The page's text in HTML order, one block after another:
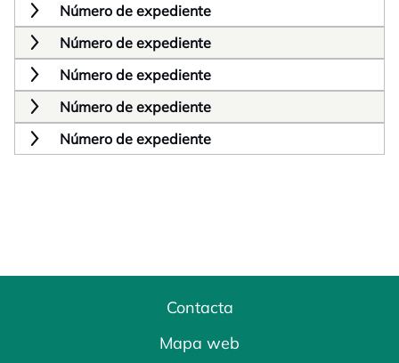
Número de expediente
Número de expediente
Número de expediente
Número de expediente
Número de expediente
Contacta
Mapa web